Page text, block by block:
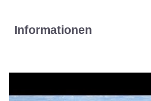
Informationen